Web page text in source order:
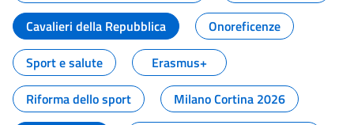
Cavalieri della Repubblica
Onoreficenze
Sport e salute
Erasmus+
Riforma dello sport
Milano Cortina 2026